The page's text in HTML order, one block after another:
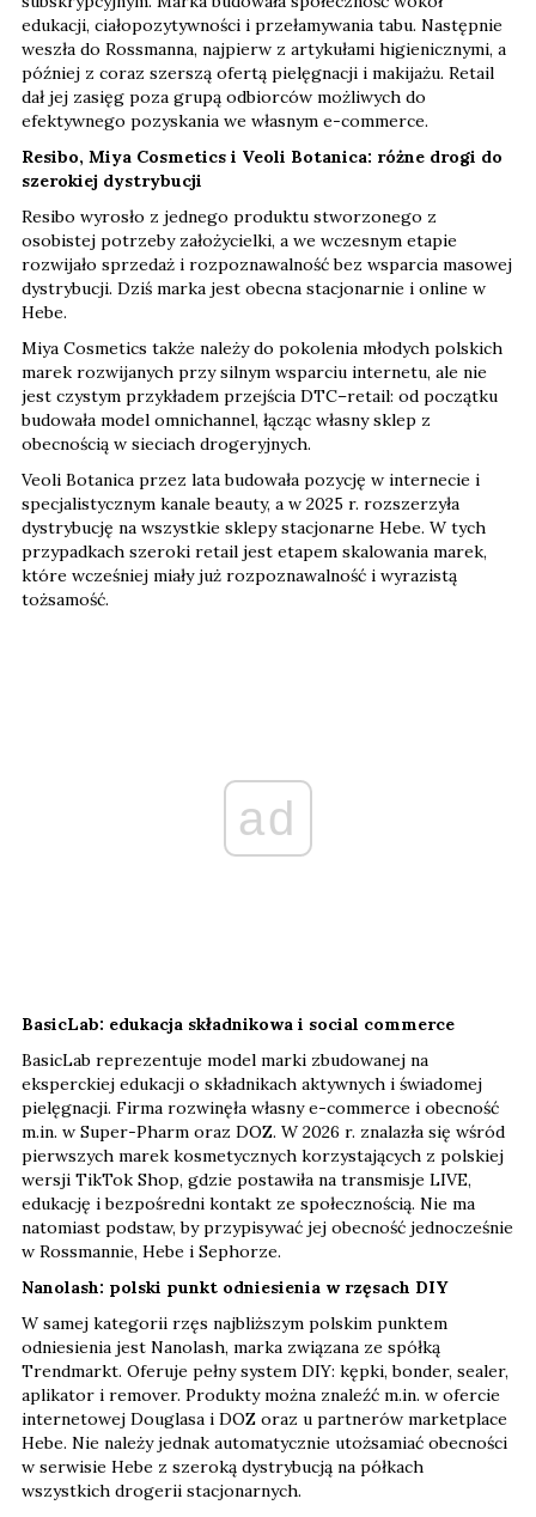
edukacji, ciałopozytywności i przełamywania tabu. Następnie
weszła do Rossmanna, najpierw z artykułami higienicznymi, a
później z coraz szerszą ofertą pielęgnacji i makijażu. Retail
dał jej zasięg poza grupą odbiorców możliwych do
efektywnego pozyskania we własnym e-commerce.
Resibo, Miya Cosmetics i Veoli Botanica: różne drogi do
szerokiej dystrybucji
Resibo wyrosło z jednego produktu stworzonego z
osobistej potrzeby założycielki, a we wczesnym etapie
rozwijało sprzedaż i rozpoznawalność bez wsparcia masowej
dystrybucji. Dziś marka jest obecna stacjonarnie i online w
Hebe.
Miya Cosmetics także należy do pokolenia młodych polskich
marek rozwijanych przy silnym wsparciu internetu, ale nie
jest czystym przykładem przejścia DTC–retail: od początku
budowała model omnichannel, łącząc własny sklep z
obecnością w sieciach drogeryjnych.
Veoli Botanica przez lata budowała pozycję w internecie i
specjalistycznym kanale beauty, a w 2025 r. rozszerzyła
dystrybucję na wszystkie sklepy stacjonarne Hebe. W tych
przypadkach szeroki retail jest etapem skalowania marek,
które wcześniej miały już rozpoznawalność i wyrazistą
tożsamość.
ad
BasicLab: edukacja składnikowa i social commerce
BasicLab reprezentuje model marki zbudowanej na
eksperckiej edukacji o składnikach aktywnych i świadomej
pielęgnacji. Firma rozwinęła własny e-commerce i obecność
m.in. w Super-Pharm oraz DOZ. W 2026 r. znalazła się wśród
pierwszych marek kosmetycznych korzystających z polskiej
wersji TikTok Shop, gdzie postawiła na transmisje LIVE,
edukację i bezpośredni kontakt ze społecznością. Nie ma
natomiast podstaw, by przypisywać jej obecność jednocześnie
w Rossmannie, Hebe i Sephorze.
Nanolash: polski punkt odniesienia w rzęsach DIY
W samej kategorii rzęs najbliższym polskim punktem
odniesienia jest Nanolash, marka związana ze spółką
Trendmarkt. Oferuje pełny system DIY: kępki, bonder, sealer,
aplikator i remover. Produkty można znaleźć m.in. w ofercie
internetowej Douglasa i DOZ oraz u partnerów marketplace
Hebe. Nie należy jednak automatycznie utożsamiać obecności
w serwisie Hebe z szeroką dystrybucją na półkach
wszystkich drogerii stacjonarnych.